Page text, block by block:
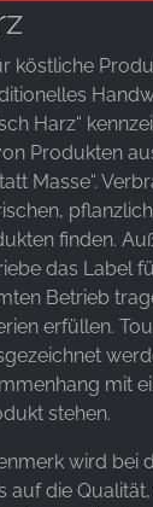
köstliche
Harz“
Produkten
Masse“.
finden.
das Label
Betrieb
erfüllen.
mit
stehen.
wird bei
auf die